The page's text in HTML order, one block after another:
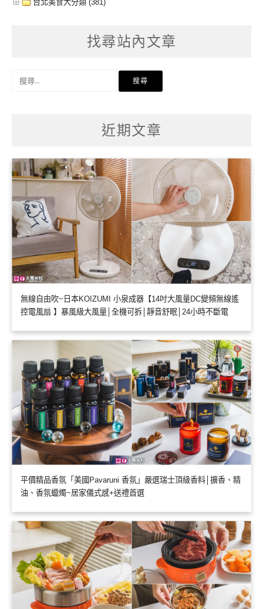
台北美食大分類 (381)
找尋站內文章
近期文章
無線自由吹~日本KOIZUMI 小泉成器【14吋大風量DC變頻無線遙
控電風扇 】暴風級大風量│全機可拆│靜音舒眠│24小時不斷電
平價精品香氛「美國Pavaruni 香氛」嚴選瑞士頂級香料│擴香、精
油、香氛蠟燭~居家儀式感+送禮首選